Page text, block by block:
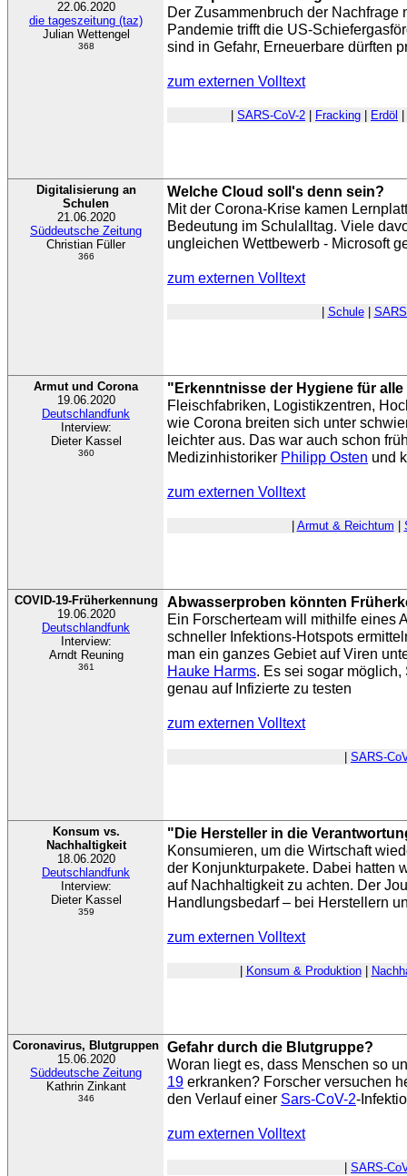
22.06.2020
die tageszeitung (taz)
Julian Wettengel
368
Der Zusammenbruch der Nachfrage
Pandemie trifft die US-
sind in Gefahr, Erneuerbare dürften
zum externen Volltext
SARS-CoV-2 Fracking Erdöl
Digitalisierung an
Schulen
21.06.2020
Süddeutsche Zeitung
Christian Füller
366
Welche Cloud soll's denn sein?
Mit der Corona-Krise kamen
Bedeutung im Schulalltag. Viele
ungleichen Wettbewerb - Microsoft
zum externen Volltext
Schule|
Armut und Corona
19.06.2020
Deutschlandfunk
Interview:
Dieter Kassel
360
"Erkenntnisse der Hygiene für
Fleischfabriken, Logistikzentren,
wie Corona breiten sich unter
leichter aus. Das war auch schon
Medizinhistoriker Philipp Osten und
zum externen Volltext
Armut & Reichtum
COVID-19-Früherkennung
19.06.2020
Deutschlandfunk
Interview:
Arndt Reuning
361
Abwasserproben könnten
Ein Forscherteam will mithilfe eines
schneller Infektions-Hotspots
man ein ganzes Gebiet auf Viren
Hauke Harms. Es sei sogar
genau auf Infizierte zu testen
zum externen Volltext
SARS-
Konsum vs.
Nachhaltigkeit
18.06.2020
Deutschlandfunk
Interview:
Dieter Kassel
359
"Die Hersteller in die
Konsumieren, um die Wirtschaft
der Konjunkturpakete. Dabei hatten
auf Nachhaltigkeit zu achten. Der
Handlungsbedarf – bei Herstellern
zum externen Volltext
Konsum & Produktion|
Coronavirus, Blutgruppen
15.06.2020
Süddeutsche Zeitung
Kathrin Zinkant
346
Gefahr durch die Blutgruppe?
Woran liegt es, dass Menschen so
19 erkranken? Forscher versuchen
den Verlauf einer Sars-CoV-2-
zum externen Volltext
SARS-